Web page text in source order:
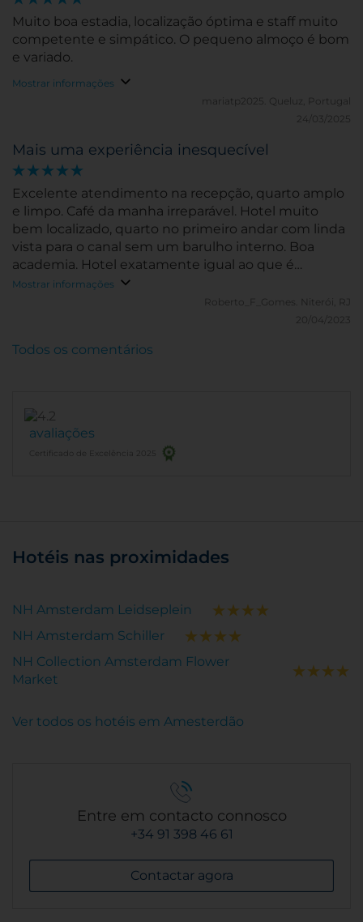
Muito boa estadia, localização óptima e staff muito
competente e simpático. O pequeno almoço é bom
e variado.
Mostrar informações
mariatp2025.
Queluz, Portugal
24/03/2025
Mais uma experiência inesquecível
Excelente atendimento na recepção, quarto amplo
e limpo. Café da manha irreparável. Hotel muito
bem localizado, quarto no primeiro andar com linda
vista para o canal sem um barulho interno. Boa
academia. Hotel exatamente igual ao que é
apresentado no site.
Mostrar informações
Roberto_F_Gomes.
Niterói, RJ
20/04/2023
avaliações
Certificado de Excelência 2025
Todos os comentários
Hotéis nas proximidades
NH Amsterdam Leidseplein
NH Amsterdam Schiller
NH Collection Amsterdam Flower
Market
Ver todos os hotéis em Amesterdão
Entre em contacto connosco
+34 91 398 46 61
Contactar agora